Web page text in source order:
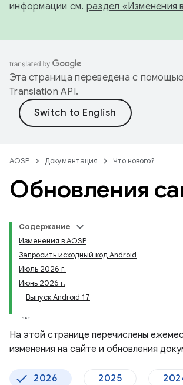
информации см. раздел «Изменения
Эта страница переведена с помощью
Translation API.
AOSP Документация Что нового?
Обновления
Содержание
Изменения в AOSP
Запросить исходный код Android
Июль 2026 г.
Июнь 2026 г.
Выпуск Android 17
На этой странице перечислены
изменения на сайте и обновления
2026 2025